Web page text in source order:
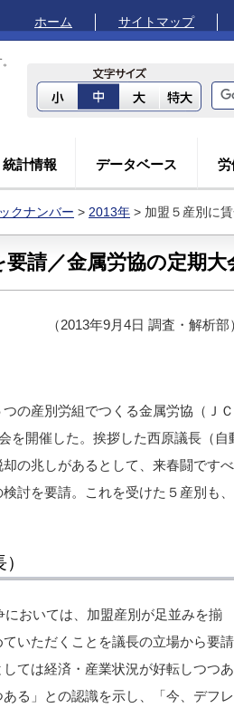
ホーム サイトマップ
統計情報 データベース 労
クナンバー > 2013年 > 加盟５産別に
請／金属労協の定期大
（2013年9月4日 調査・解析部）
の産別労組でつくる金属労協（ＪＣ
を開催した。挨拶した西原議長（自
の兆しがあるとして、来春闘ですべ
討を要請。これを受けた５産別も、
おいては、加盟産別が足並みを揃
いただくことを議長の立場から要請
ては経済・産業状況が好転しつつあ
る」との認識を示し、「今、デフレ